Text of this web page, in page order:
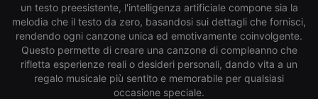
un testo preesistente, l'intelligenza artificiale compone sia la
melodia che il testo da zero, basandosi sui dettagli che fornisci,
rendendo ogni canzone unica ed emotivamente coinvolgente.
Questo permette di creare una canzone di compleanno che
rifletta esperienze reali o desideri personali, dando vita a un
regalo musicale più sentito e memorabile per qualsiasi
occasione speciale.